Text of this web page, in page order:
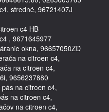
stredné, 96721407J
c4 HB
, 9671645977
okna, 96657050ZD
na citroen c4,
na citroen c4,
9656237880
na citroen c4,
na citroen c4,
na citroen c4,